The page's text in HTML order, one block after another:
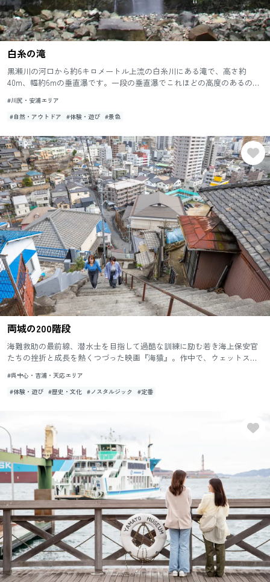
白糸の滝
黒瀬川の河口から約6キロメートル上流の白糸川にある滝で、高さ約
40m、幅約6mの垂直瀑です。一段の垂直瀑でこれほどの高度のあるのは
#川尻・安浦エリア
#自然・アウトドア #体験・遊び #景色
両城の200階段
海難救助の最前線、潜水士を目指して過酷な訓練に励む若き海上保安官
たちの挫折と成長を熱くつづった映画『海猿』。作中で、ウェットスー
れ...
#呉中心・吉浦・天応エリア
#体験・遊び #歴史・文化 #ノスタルジック #定番